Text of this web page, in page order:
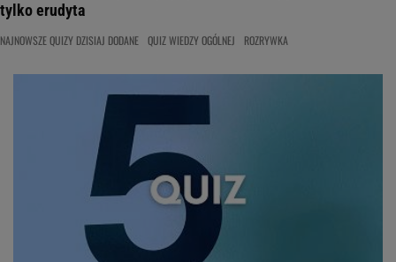
tylko erudyta
NAJNOWSZE QUIZY DZISIAJ DODANE QUIZ WIEDZY OGÓLNEJ ROZRYWKA